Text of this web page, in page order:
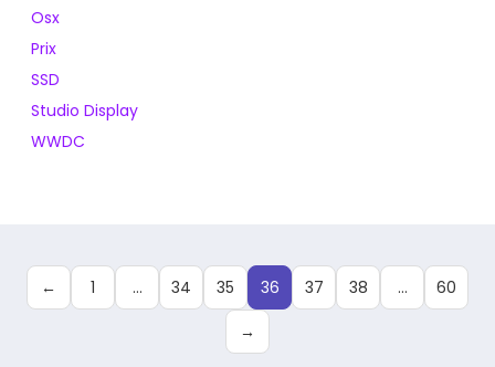
Osx
Prix
SSD
Studio Display
WWDC
des
publications
← 1 … 34 35 36 37 38 …
60
→